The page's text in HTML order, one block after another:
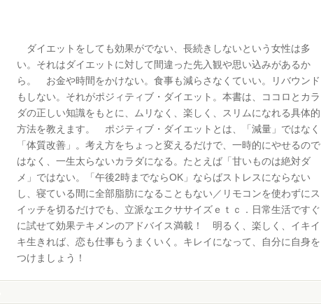
ダイエットをしても効果がでない、長続きしないという女性は多
い。それはダイエットに対して間違った先入観や思い込みがあるか
ら。 お金や時間をかけない。食事も減らさなくていい。リバウンド
もしない。それがポジィティブ・ダイエット。本書は、ココロとカラ
ダの正しい知識をもとに、ムリなく、楽しく、スリムになれる具体的
方法を教えます。 ポジティブ・ダイエットとは、「減量」ではなく
「体質改善」。考え方をちょっと変えるだけで、一時的にやせるので
はなく、一生太らないカラダになる。たとえば「甘いものは絶対ダ
メ」ではない。「午後2時までならOK」ならばストレスにならない
し、寝ている間に全部脂肪になることもない／リモコンを使わずにス
イッチを切るだけでも、立派なエクササイズｅｔｃ．日常生活ですぐ
に試せて効果テキメンのアドバイス満載！ 明るく、楽しく、イキイ
キ生きれば、恋も仕事もうまくいく。キレイになって、自分に自身を
つけましょう！